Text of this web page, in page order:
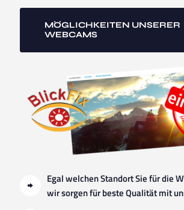
MÖGLICHKEITEN UNSERER
WEBCAMS
Egal welchen Standort Sie für die
wir sorgen für beste Qualität mit